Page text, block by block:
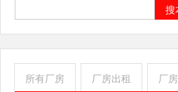
搜
所有厂房 厂房出租 厂